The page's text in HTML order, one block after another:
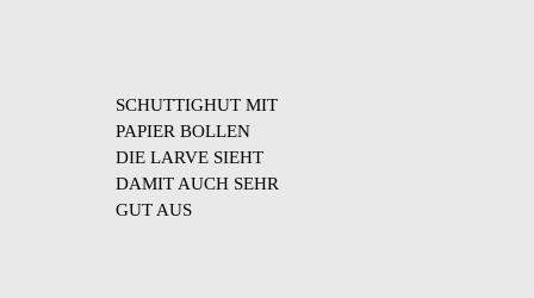
SCHUTTIGHUT MIT
PAPIER BOLLEN
DIE LARVE SIEHT
DAMIT AUCH SEHR
GUT AUS